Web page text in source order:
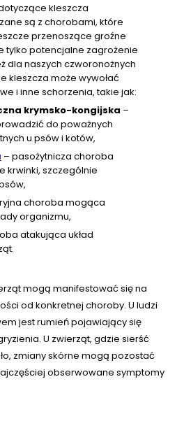
kleszcza
są z chorobami, które
przenoszące groźne
tylko potencjalne zagrożenie
dla naszych czworonożnych
kleszcza może wywołać
i inne schorzenia, takie jak:
krymsko-kongijska –
do poważnych
u psów i kotów,
– pasożytnicza choroba
krwinki, szczególnie
choroba mogąca
organizmu,
atakująca układ
mogą manifestować się na
od konkretnej choroby. U ludzi
jest rumień pojawiający się
U zwierząt, gdzie sierść
zmiany skórne mogą pozostać
obserwowane symptomy